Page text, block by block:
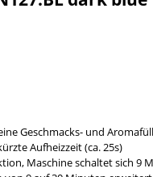
Geschmacks- und
Aufheizzeit (ca. 25s)
Maschine schaltet sich 9